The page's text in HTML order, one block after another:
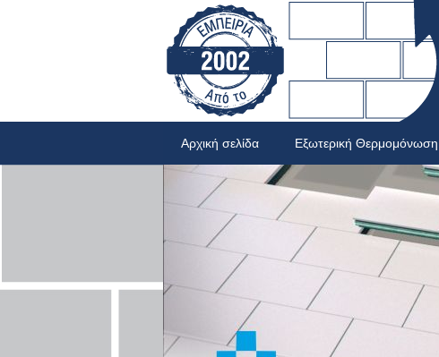
Αρχική σελίδα Εξωτερική Θερμομόνωση